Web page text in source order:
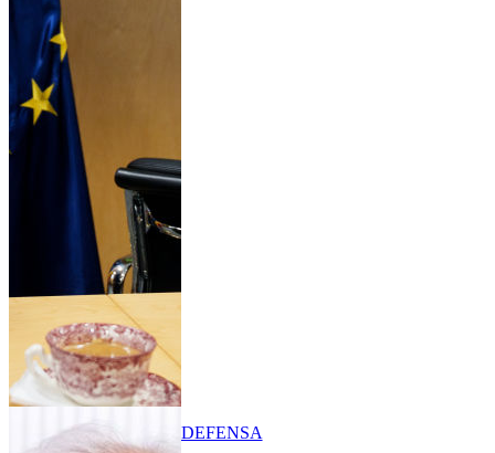
DEFENSA